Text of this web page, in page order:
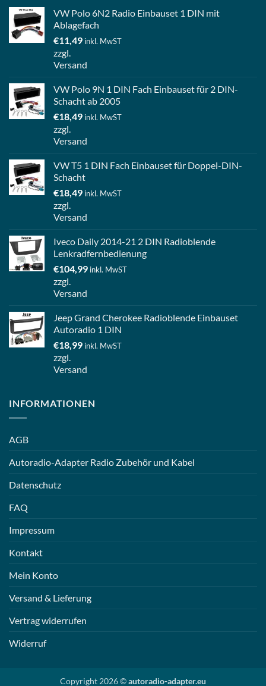
VW Polo 6N2 Radio Einbauset 1 DIN mit
Ablagefach
€11,49 inkl. MwST
zzgl.
Versand
VW Polo 9N 1 DIN Fach Einbauset für 2 DIN-
Schacht ab 2005
€18,49 inkl. MwST
zzgl.
Versand
VW T5 1 DIN Fach Einbauset für Doppel-DIN-
Schacht
€18,49 inkl. MwST
zzgl.
Versand
Iveco Daily 2014-21 2 DIN Radioblende
Lenkradfernbedienung
€104,99 inkl. MwST
zzgl.
Versand
Jeep Grand Cherokee Radioblende Einbauset
Autoradio 1 DIN
€18,99 inkl. MwST
zzgl.
Versand
INFORMATIONEN
AGB
Autoradio-Adapter Radio Zubehör und Kabel
Datenschutz
FAQ
Impressum
Kontakt
Mein Konto
Versand & Lieferung
Vertrag widerrufen
Widerruf
Copyright 2026 ©autoradio-adapter.eu